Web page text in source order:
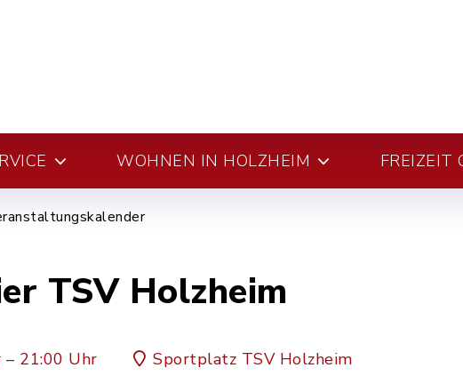
WOHNEN IN HOLZHEIM FREIZEIT
TSV Holzheim
– 21:00 Uhr Sportplatz TSV Holzheim